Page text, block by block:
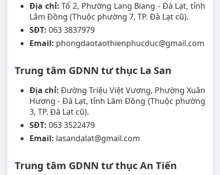
Địa chỉ:Tổ 2, Phường Lang Biang - Đà Lạt, tỉnh
Lâm Đồng (Thuộc phường 7, TP. Đà Lạt cũ).
SĐT: 063 3837979
Email: phongdaotaothienphucduc@gmail.com
Trung tâm GDNN tư thục La San
Địa chỉ: Đường Triệu Việt Vương, Phường Xuân
Hương - Đà Lạt, tỉnh Lâm Đồng (Thuộc phường
3, TP. Đà Lạt cũ).
SĐT: 063 3522479
Email: lasandalat@gmail.com
Trung tâm GDNN tư thục An Tiến